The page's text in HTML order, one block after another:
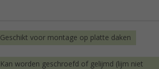
Geschikt voor montage op platte daken
Kan worden geschroefd of gelijmd (lijm niet